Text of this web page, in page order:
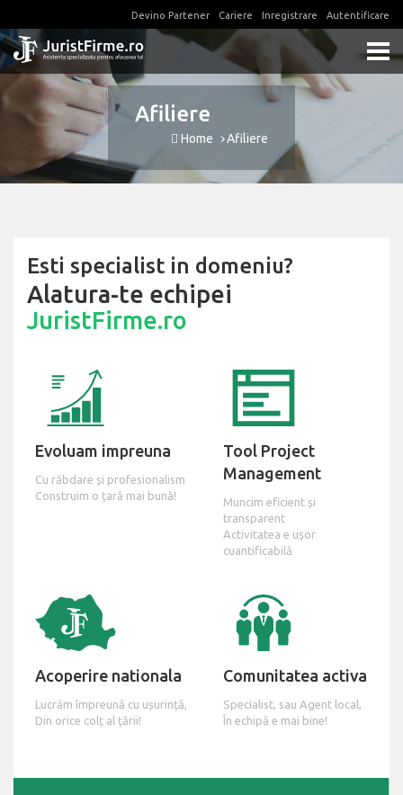
Devino Partener Cariere Inregistrare Autentificare
Afiliere
Home Afiliere
Esti specialist in domeniu?
Alatura-te echipei
JuristFirme.ro
Evoluam impreuna
Cu răbdare și profesionalism
Construim o țară mai bună!
Tool Project
Management
Muncim eficient și
transparent
Activitatea e ușor
cuantificabilă
Acoperire nationala
Lucrăm împreună cu ușurință,
Din orice colț al țării!
Comunitatea activa
Specialist, sau Agent local,
În echipă e mai bine!